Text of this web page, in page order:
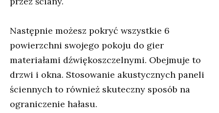
Następnie możesz pokryć wszystkie 6
powierzchni swojego pokoju do gier
materiałami dźwiękoszczelnymi. Obejmuje to
drzwi i okna. Stosowanie akustycznych paneli
ściennych to również skuteczny sposób na
ograniczenie hałasu.